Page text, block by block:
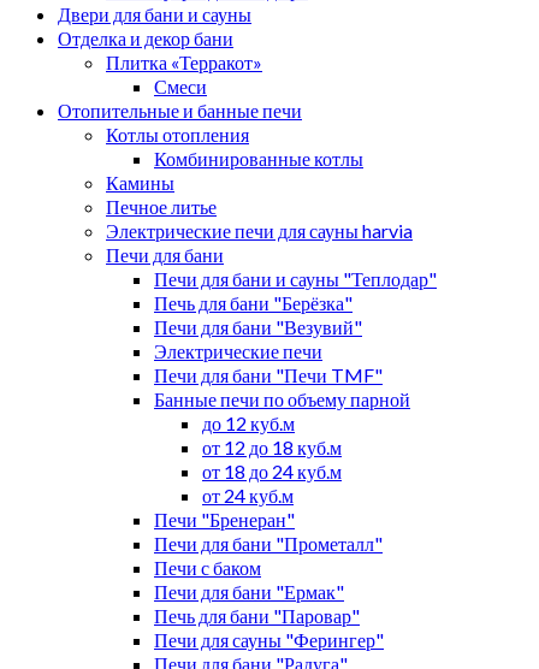
Двери для бани и сауны
Отделка и декор бани
Плитка «Терракот»
Смеси
Отопительные и банные печи
Котлы отопления
Комбинированные котлы
Камины
Печное литье
Электрические печи для сауны harvia
Печи для бани
Печи для бани и сауны "Теплодар"
Печь для бани "Берёзка"
Печи для бани "Везувий"
Электрические печи
Печи для бани "Печи TMF"
Банные печи по объему парной
до 12 куб.м
от 12 до 18 куб.м
от 18 до 24 куб.м
от 24 куб.м
Печи "Бренеран"
Печи для бани "Прометалл"
Печи с баком
Печи для бани "Ермак"
Печь для бани "Паровар"
Печи для сауны "Ферингер"
Печи для бани "Радуга"